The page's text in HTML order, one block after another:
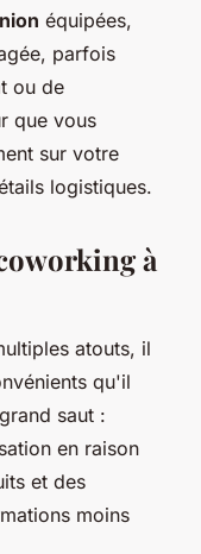
équipées,
parfois
ou de
que vous
sur votre
logistiques.
à
atouts, il
qu'il
saut :
en raison
et des
moins